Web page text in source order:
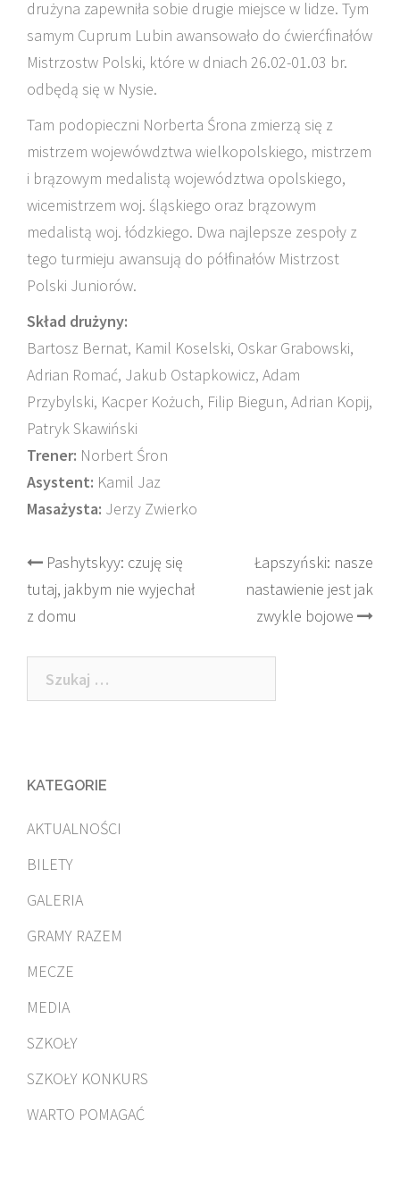
drużyna zapewniła sobie drugie miejsce w lidze. Tym
samym Cuprum Lubin awansowało do ćwierćfinałów
Mistrzostw Polski, które w dniach 26.02-01.03 br.
odbędą się w Nysie.
Tam podopieczni Norberta Śrona zmierzą się z
mistrzem wojewówdztwa wielkopolskiego, mistrzem
i brązowym medalistą województwa opolskiego,
wicemistrzem woj. śląskiego oraz brązowym
medalistą woj. łódzkiego. Dwa najlepsze zespoły z
tego turmieju awansują do półfinałów Mistrzost
Polski Juniorów.
Skład drużyny:
Bartosz Bernat, Kamil Koselski, Oskar Grabowski,
Adrian Romać, Jakub Ostapkowicz, Adam
Przybylski, Kacper Kożuch, Filip Biegun, Adrian Kopij,
Patryk Skawiński
Trener: Norbert Śron
Asystent: Kamil Jaz
Masażysta: Jerzy Zwierko
Post
navigation
Pashytskyy: czuję się
tutaj, jakbym nie wyjechał
z domu
Łapszyński: nasze
nastawienie jest jak
zwykle bojowe
Szukaj:
KATEGORIE
AKTUALNOŚCI
BILETY
GALERIA
GRAMY RAZEM
MECZE
MEDIA
SZKOŁY
SZKOŁY KONKURS
WARTO POMAGAĆ